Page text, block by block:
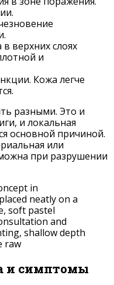
верхних слоях
и
Кожа легче
разными. Это и
и локальная
основной причиной.
или
при разрушении
и симптомы